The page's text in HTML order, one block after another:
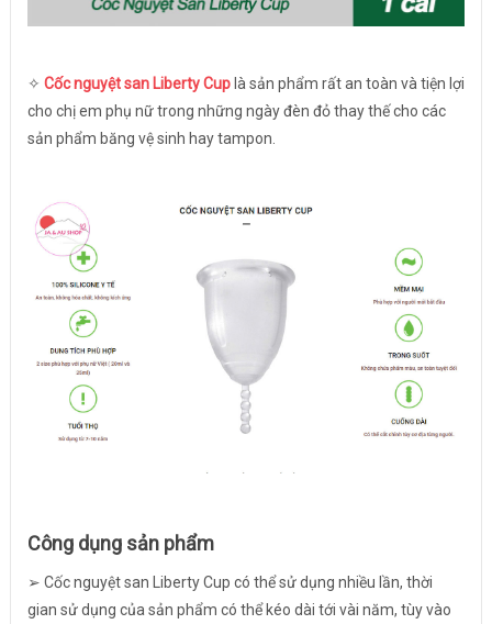
✧ Cốc nguyệt san Liberty Cuplà sản phẩm rất an toàn và tiện lợi
cho chị em phụ nữ trong những ngày đèn đỏ thay thế cho các
sản phẩm băng vệ sinh hay tampon.
Công dụng sản phẩm
➢ Cốc nguyệt san Liberty Cup có thể sử dụng nhiều lần, thời
gian sử dụng của sản phẩm có thể kéo dài tới vài năm, tùy vào